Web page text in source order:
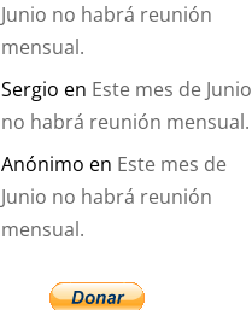
Junio no habrá reunión
mensual.
Sergio en Este mes de Junio
no habrá reunión mensual.
Anónimo en Este mes de
Junio no habrá reunión
mensual.